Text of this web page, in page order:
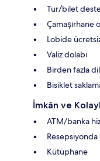
Tur/bilet
Çamaşırhane
Lobide
Valiz dolabı
Birden fazla
Bisiklet
İmkân ve
ATM/banka
Resepsiyonda
Kütüphane